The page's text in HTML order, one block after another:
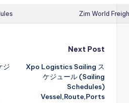
Zim World
ジ
Next Post
Xpo Logistics Sailing ス
ケジュール (Sailing
Schedules)
Vessel,Route,Ports